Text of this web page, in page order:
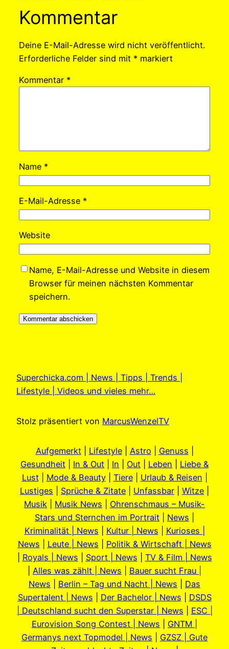
Kommentar
Deine E-Mail-Adresse wird nicht veröffentlicht.
Erforderliche Felder sind mit * markiert
Kommentar *
Name *
E-Mail-Adresse *
Website
Name, E-Mail-Adresse und Website in diesem
Browser für meinen nächsten Kommentar
speichern.
Superchicka.com | News | Tipps | Trends |
Lifestyle | Videos und vieles mehr…
Stolz präsentiert von MarcusWenzelTV
Aufgemerkt| Lifestyle| Astro Genuss
Gesundheit
In & Out In Out Leben
Liebe &
Lust| Mode & Beauty| Tiere| Urlaub & Reisen
Lustiges
Sprüche & Zitate Unfassbar Witze
Musik
Musik News
Ohrenschmaus – Musik-
Stars und Sternchen im Portrait
News
Kriminalität | News
Kultur | News
Kurioses |
News
Leute | News
Politik & Wirtschaft | News
Royals | News Sport | News
TV & Film | News
Alles was zählt | News
Bauer sucht Frau |
News
Berlin – Tag und Nacht | News
Das
Supertalent | News
Der Bachelor | News
DSDS
| Deutschland sucht den Superstar | News
ESC |
Eurovision Song Contest | News
GNTM |
Germanys next Topmodel | News
GZSZ | Gute